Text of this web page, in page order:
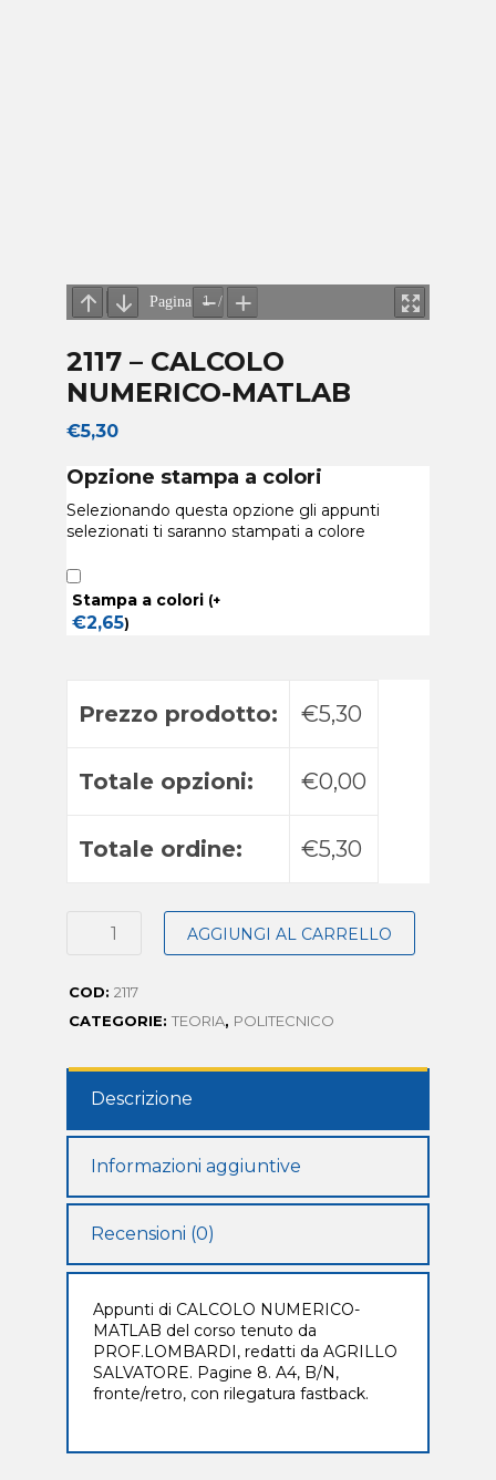
2117 – CALCOLO
NUMERICO-MATLAB
€5,30
Opzione stampa a colori
Selezionando questa opzione gli appunti
selezionati ti saranno stampati a colore
Stampa a colori (+
€2,65)
Prezzo prodotto: €5,30
Totale opzioni: €0,00
Totale ordine: €5,30
AGGIUNGI AL CARRELLO
COD: 2117
CATEGORIE: TEORIA, POLITECNICO
Descrizione
Informazioni aggiuntive
Recensioni (0)
Appunti di CALCOLO NUMERICO-
MATLAB del corso tenuto da
PROF.LOMBARDI, redatti da AGRILLO
SALVATORE. Pagine 8. A4, B/N,
fronte/retro, con rilegatura fastback.